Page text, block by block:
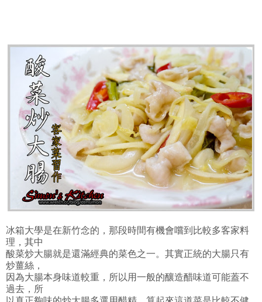
冰箱大學是在新竹念的，那段時間有機會嚐到比較多客家料
理，其中
酸菜炒大腸就是還滿經典的菜色之一。其實正統的大腸只有
炒薑絲，
因為大腸本身味道較重，所以用一般的釀造醋味道可能蓋不
過去，所